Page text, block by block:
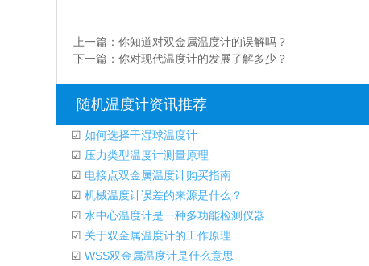
上一篇： 你知道对双金属温度计的误解吗？
下一篇： 你对现代温度计的发展了解多少？
随机温度计资讯推荐
☑ 如何选择干湿球温度计
☑ 压力类型温度计测量原理
☑ 电接点双金属温度计购买指南
☑ 机械温度计误差的来源是什么？
☑ 水中心温度计是一种多功能检测仪器
☑ 关于双金属温度计的工作原理
☑ WSS双金属温度计是什么意思